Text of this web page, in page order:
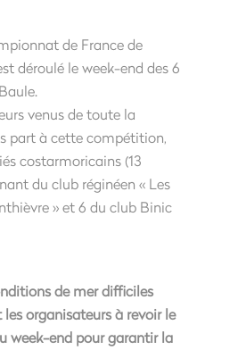
de France de
déroulé le week-end des 6
venus de toute la
part à cette compétition,
costarmoricains (13
du club réginéen « Les
» et 6 du club Binic
de mer difficiles
organisateurs à revoir le
week-end pour garantir la